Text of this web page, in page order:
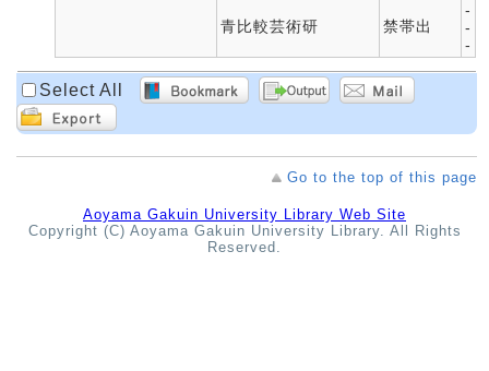
青比較芸術研 禁帯出
-
-
-
Select All
Go to the top of this page
Aoyama Gakuin University Library Web Site
Copyright (C) Aoyama Gakuin University Library. All Rights
Reserved.